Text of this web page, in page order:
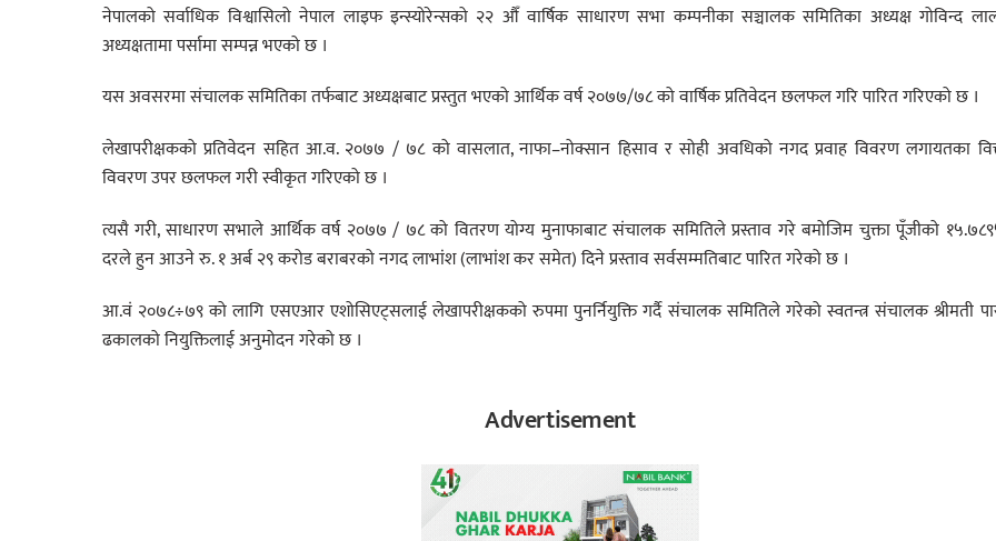
नेपालको सर्वाधिक विश्वासिलो नेपाल लाइफ इन्स्योरेन्सको २२ औँ वार्षिक साधारण सभा कम्पनीका सञ्चालक समितिका अध्यक्ष गोविन्द
अध्यक्षतामा पर्सामा सम्पन्न भएको छ ।
यस अवसरमा संचालक समितिका तर्फबाट अध्यक्षबाट प्रस्तुत भएको आर्थिक वर्ष २०७७/७८ को वार्षिक प्रतिवेदन छलफल गरि पारित गरिएको छ ।
लेखापरीक्षकको प्रतिवेदन सहित आ.व. २०७७ / ७८ को वासलात, नाफा–नोक्सान हिसाव र सोही अवधिको नगद प्रवाह विवरण लगायतका
विवरण उपर छलफल गरी स्वीकृत गरिएको छ ।
त्यसै गरी, साधारण सभाले आर्थिक वर्ष २०७७ / ७८ को वितरण योग्य मुनाफाबाट संचालक समितिले प्रस्ताव गरे बमोजिम चुक्ता पूँजीको
दरले हुन आउने रु. १ अर्ब २९ करोड बराबरको नगद लाभांश (लाभांश कर समेत) दिने प्रस्ताव सर्वसम्मतिबाट पारित गरेको छ ।
आ.वं २०७८÷७९ को लागि एसएआर एशोसिएट्सलाई लेखापरीक्षकको रुपमा पुनर्नियुक्ति गर्दै संचालक समितिले गरेको स्वतन्त्र संचालक श्रीमती
ढकालको नियुक्तिलाई अनुमोदन गरेको छ ।
Advertisement